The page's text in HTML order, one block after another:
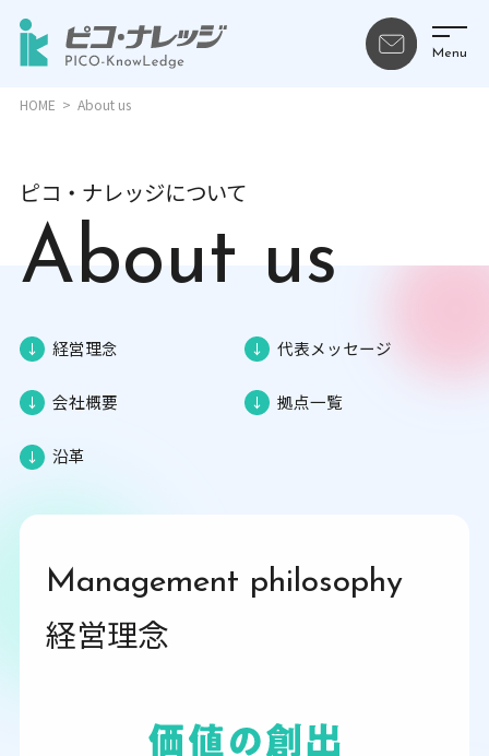
HOME About us
ピコ・ナレッジについて
About us
経営理念 代表メッセージ
会社概要 拠点一覧
沿革
Management philosophy
経営理念